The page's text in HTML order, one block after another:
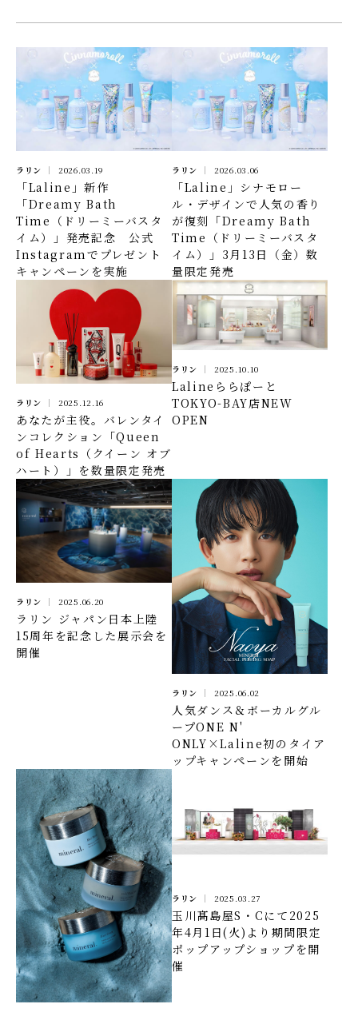
ラリン 2026.03.19
「Laline」新作
「Dreamy Bath
Time（ドリーミーバスタ
イム）」発売記念 公式
Instagramでプレゼント
キャンペーンを実施
ラリン 2026.03.06
「Laline」シナモロー
ル・デザインで人気の香り
が復刻「Dreamy Bath
Time（ドリーミーバスタ
イム）」3月13日（金）数
量限定発売
ラリン 2025.12.16
あなたが主役。バレンタイ
ンコレクション「Queen
of Hearts（クイーン オブ
ハート）」を数量限定発売
ラリン 2025.10.10
Lalineららぽーと
TOKYO-BAY店NEW
OPEN
ラリン 2025.06.20
ラリン ジャパン日本上陸
15周年を記念した展示会を
開催
ラリン 2025.06.02
人気ダンス＆ボーカルグル
ープONE N'
ONLY×Laline初のタイア
ップキャンペーンを開始
ラリン 2025.03.27
玉川髙島屋S・Cにて2025
年4月1日(火)より期間限定
ポップアップショップを開
催